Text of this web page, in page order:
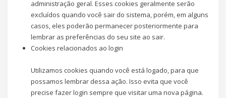
administração geral. Esses cookies geralmente serão
excluídos quando você sair do sistema, porém, em alguns
casos, eles poderão permanecer posteriormente para
lembrar as preferências do seu site ao sair.
Cookies relacionados ao login
Utilizamos cookies quando você está logado, para que
possamos lembrar dessa ação. Isso evita que você
precise fazer login sempre que visitar uma nova página.